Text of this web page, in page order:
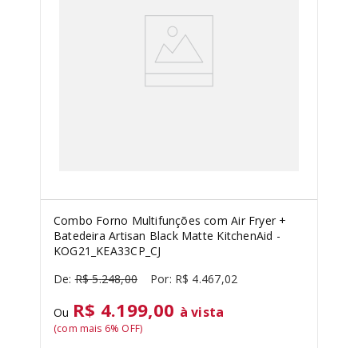
Combo Forno Multifunções com Air Fryer +
Batedeira Artisan Black Matte KitchenAid -
KOG21_KEA33CP_CJ
R$ 5.248,00 R$ 4.467,02
Ou R$ 4.199,00 à vista
(com mais 6% OFF)